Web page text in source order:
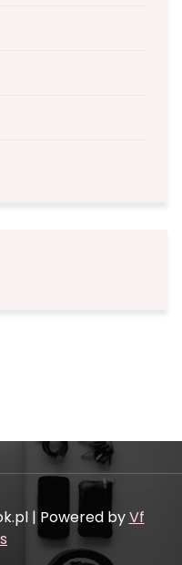
| Powered byVf